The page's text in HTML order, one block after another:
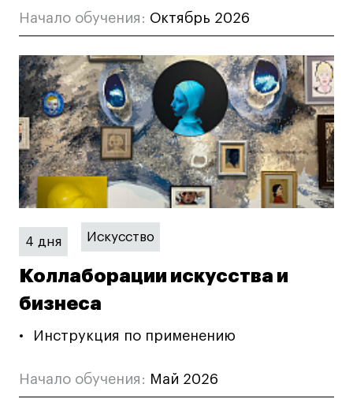
Цифровой маркетолог
Коммерческий фотограф
Все программы
Для школьников
Интенсивы
Среднесрочные
Долгосрочные
Все программы
О школе
Новости
Блог
Начало обучения: Октябрь 2026
4 дня Искусство
Коллаборации искусства и
бизнеса
Инструкция по применению
Начало обучения: Май 2026